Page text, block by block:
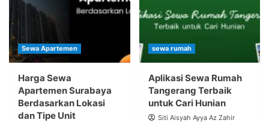
Sewa Apartemen
Harga Sewa
Apartemen Surabaya
Berdasarkan Lokasi
dan Tipe Unit
sewa rumah
Aplikasi Sewa Rumah
Tangerang Terbaik
untuk Cari Hunian
Siti Aisyah Ayya Az Zahir